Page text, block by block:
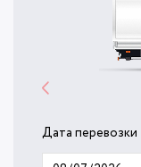
Дата перевозки